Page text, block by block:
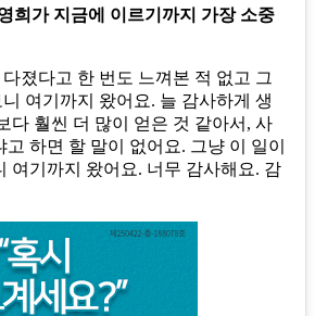
희가 지금에 이르기까지 가장 소중
졌다고 한 번도 느껴본 적 없고 그
여기까지 왔어요. 늘 감사하게 생
다 훨씬 더 많이 얻은 것 같아서, 사
하면 할 말이 없어요. 그냥 이 일이
여기까지 왔어요. 너무 감사해요. 감